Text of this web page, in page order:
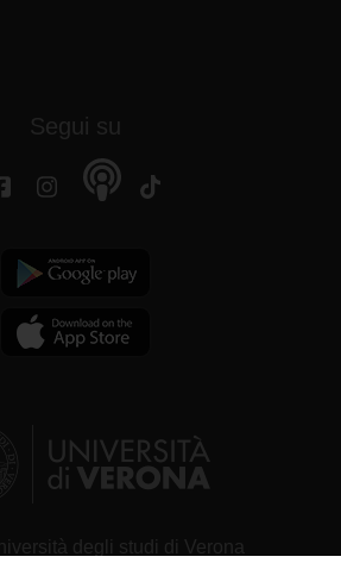
Segui su
degli studi di Verona